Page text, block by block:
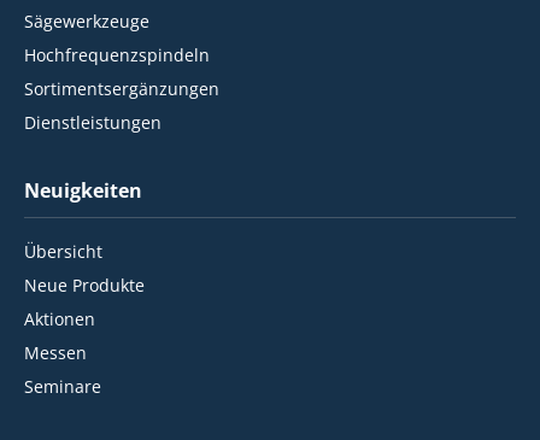
Sägewerkzeuge
Hochfrequenzspindeln
Sortimentsergänzungen
Dienstleistungen
Neuigkeiten
Übersicht
Neue Produkte
Aktionen
Messen
Seminare